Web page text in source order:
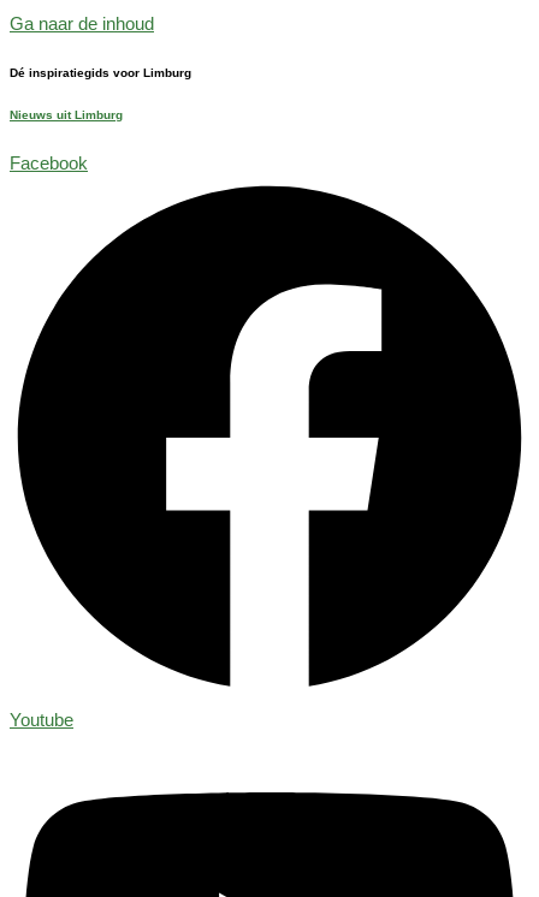
Ga naar de inhoud
Dé inspiratiegids voor Limburg
Nieuws uit Limburg
Facebook
Youtube